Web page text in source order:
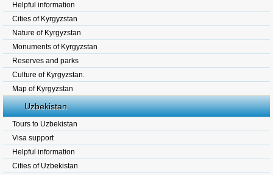
Helpful information
Cities of Kyrgyzstan
Nature of Kyrgyzstan
Monuments of Kyrgyzstan
Reserves and parks
Culture of Kyrgyzstan.
Map of Kyrgyzstan
Uzbekistan
Tours to Uzbekistan
Visa support
Helpful information
Cities of Uzbekistan